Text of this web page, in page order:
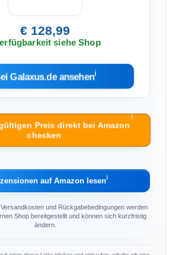
€ 128,99
siehe Shop
Galaxus.de ansehenℹ︎
Preis direkt bei Amazon
checken
ℹ︎
auf Amazon lesenℹ︎
und Rückgabebedingungen werden
Shop bereitgestellt und können sich kurzfristig
ändern.